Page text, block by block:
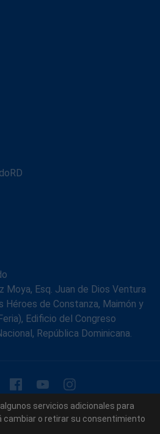
Moya, Esq. Juan de Dios Ventura
Héroes de Constanza, Maimón y
Edificio del Congreso
República Dominicana.
del Senado de la República
los derechos reservados.
servicios adicionales para
cambiar o retirar su consentimiento